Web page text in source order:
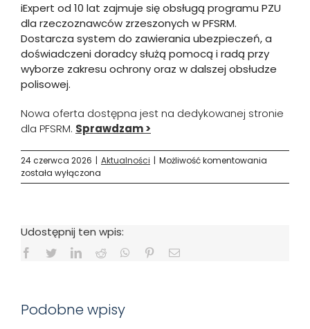
iExpert od 10 lat zajmuje się obsługą programu PZU
dla rzeczoznawców zrzeszonych w PFSRM.
Dostarcza system do zawierania ubezpieczeń, a
doświadczeni doradcy służą pomocą i radą przy
wyborze zakresu ochrony oraz w dalszej obsłudze
polisowej.
Nowa oferta dostępna jest na dedykowanej stronie
dla PFSRM. Sprawdzam >
24 czerwca 2026 | Aktualności | Możliwość komentowania
została wyłączona
Udostępnij ten wpis:
Facebook
TwitterLinkedIn
Reddit WhatsAppPinterest
Email
Podobne wpisy